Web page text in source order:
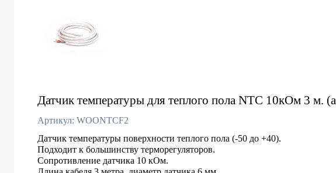
Датчик температуры для теплого пола NTC 10кОм 3 м.
Артикул: WOONTCF2
Датчик температуры поверхности теплого пола (-50 до +40).
Подходит к большинству терморегуляторов.
Сопротивление датчика 10 кОм.